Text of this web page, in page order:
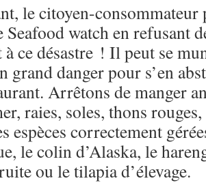
le citoyen-consommateur
Seafood watch en refusant
à ce désastre ! Il peut se
grand danger pour s’en
Arrêtons de manger
raies, soles, thons
espèces correctement
le colin d’Alaska, le
ou le tilapia d’élevage.